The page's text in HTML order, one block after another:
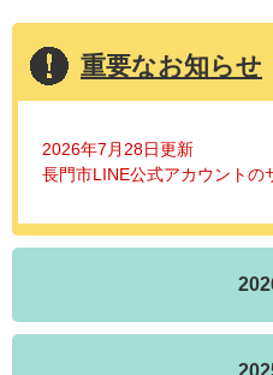
重要なお知らせ
2026年7月28日更新
長門市LINE公式アカウントの